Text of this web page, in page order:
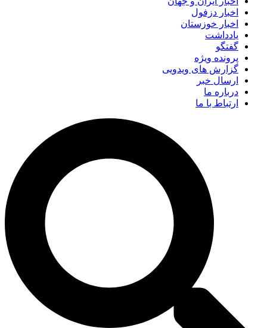
اخبار دزفول
اخبار خوزستان
یادداشت
گفتگو
پرونده ویژه
گزارش های ویدویی
ارسال خبر
درباره ما
ارتباط با ما